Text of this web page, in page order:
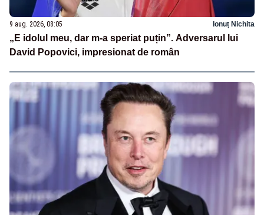
9 aug. 2026, 08:05 Ionuț Nichita
„E idolul meu, dar m-a speriat puțin”. Adversarul lui
David Popovici, impresionat de român